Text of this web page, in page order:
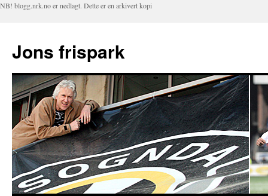
NB! blogg.nrk.no er nedlagt. Dette er en arkivert kopi
Jons frispark